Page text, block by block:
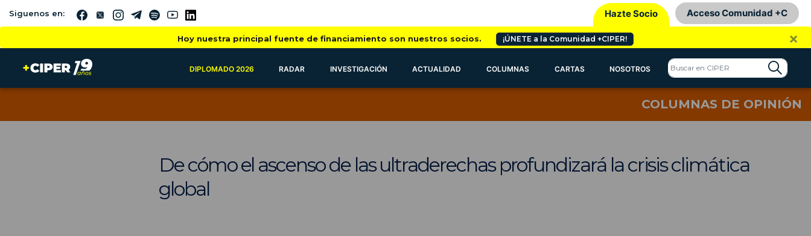
Siguenos en: Hazte Socio Acceso Comunidad +C
Hoy nuestra principal fuente de financiamiento son nuestros socios. ¡ÚNETE a la Comunidad +CIPER! ×
DIPLOMADO 2026 RADAR INVESTIGACIÓN ACTUALIDAD COLUMNAS CARTAS NOSOTROS
COLUMNAS DE OPINIÓN
De cómo el ascenso de las ultraderechas profundizará la crisis climática
global